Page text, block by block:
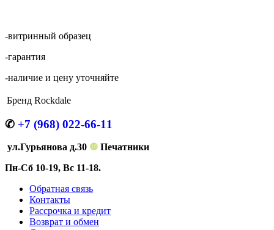
-витринный образец
-гарантия
-наличие и цену уточняйте
Бренд Rockdale
✆ +7 (968) 022-66-11
ул.Гурьянова д.30 ❿ Печатники
Пн-Сб 10-19, Вс 11-18.
Обратная связь
Контакты
Рассрочка и кредит
Возврат и обмен